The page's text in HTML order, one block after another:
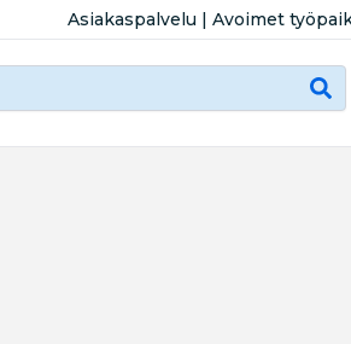
Asiakaspalvelu | Avoimet